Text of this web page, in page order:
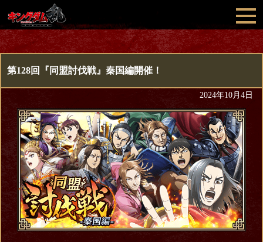
第128回『同盟討伐戦』秦国編開催！
2024年10月4日